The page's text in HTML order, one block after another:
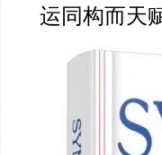
运同构而天